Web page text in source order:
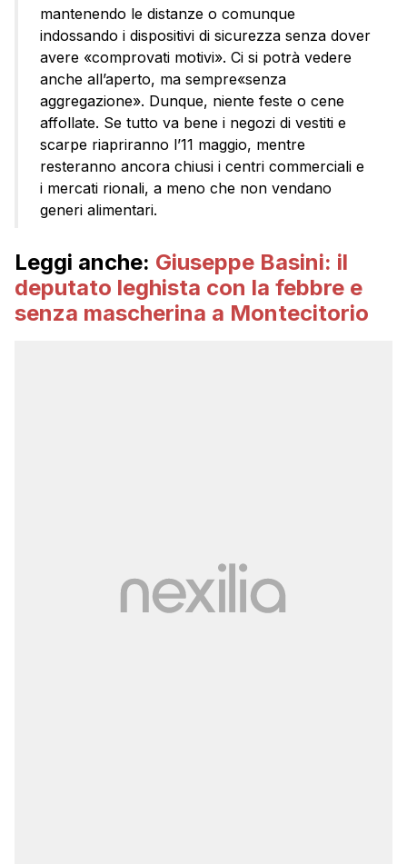
mantenendo le distanze o comunque
indossando i dispositivi di sicurezza senza dover
avere «comprovati motivi». Ci si potrà vedere
anche all’aperto, ma sempre«senza
aggregazione». Dunque, niente feste o cene
affollate. Se tutto va bene i negozi di vestiti e
scarpe riapriranno l’11 maggio, mentre
resteranno ancora chiusi i centri commerciali e
i mercati rionali, a meno che non vendano
generi alimentari.
Leggi anche: Giuseppe Basini: il
deputato leghista con la febbre e
senza mascherina a Montecitorio